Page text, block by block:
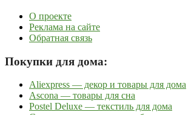
О проекте
Реклама на сайте
Обратная связь
Покупки для дома:
Aliexpress — декор и товары для дома
Ascona — товары для сна
Postel Deluxe — текстиль для дома